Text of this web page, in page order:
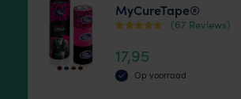
multiple
The
options
MyCureTape®
4.44
uit 5
(67 Reviews)
17,95
Op voorraad